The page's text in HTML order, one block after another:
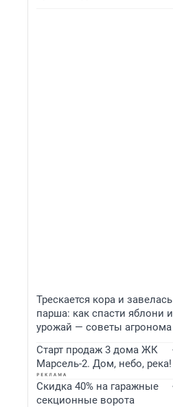
Трескается кора и завелась
парша: как спасти яблони и
урожай — советы агронома
Старт продаж 3 дома ЖК
Марсель-2. Дом, небо, река!
Скидка 40% на гаражные
секционные ворота